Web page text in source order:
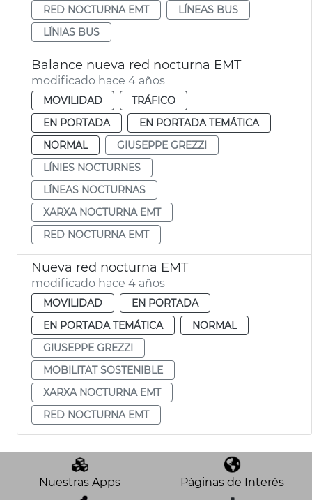
RED NOCTURNA EMT
LÍNEAS BUS
LÍNIAS BUS
Balance nueva red nocturna EMT
modificado hace 4 años
MOVILIDAD
TRÁFICO
EN PORTADA
EN PORTADA TEMÁTICA
NORMAL
GIUSEPPE GREZZI
LÍNIES NOCTURNES
LÍNEAS NOCTURNAS
XARXA NOCTURNA EMT
RED NOCTURNA EMT
Nueva red nocturna EMT
modificado hace 4 años
MOVILIDAD
EN PORTADA
EN PORTADA TEMÁTICA
NORMAL
GIUSEPPE GREZZI
MOBILITAT SOSTENIBLE
XARXA NOCTURNA EMT
RED NOCTURNA EMT
Nuestras Apps Páginas de Interés